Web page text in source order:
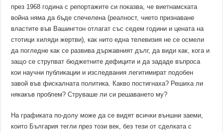
през 1968 година с репортажите си показва, че виетнамската
война няма да бъде спечелена (реалност, чието признаване
властите във Вашингтон отлагат със седем години и цената на
стотици хиляди жертви), как нито една телевизия не се осмели
да погледне как се развива държавният дълг, да види как, кога и
защо се струпват бюджетните дефицити и да зададе въпроса
кои научни публикации и изследвания легитимират подобен
завой във фискалната политика. Какво постигнаха? Решиха ли
някакъв проблем? Струваше ли си решаването му?
На графиката по-долу може да се видят всички външни заеми,
които България тегли през този век, без тези от сделката с